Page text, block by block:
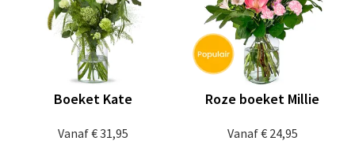
Vanaf€ 31,95
Boeket Kate
Vanaf€ 24,95
Roze boeket Millie